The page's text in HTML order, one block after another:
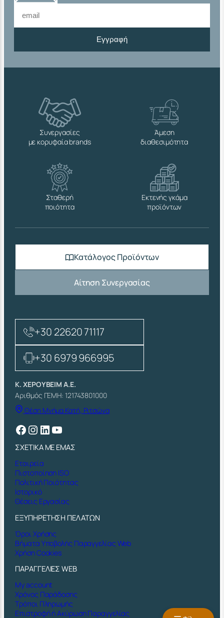
Εγγραφή
Συνεργασίες
με κορυφαία brands
Άμεση
διαθεσιμότητα
Σταθερή
ποιότητα
Εκτενής γκάμα
προϊόντων
Κατάλογος Προϊόντων
Αίτηση Συνεργασίας
+30 22620 71117
+30 6979 966995
Κ. ΧΕΡΟΥΒΕΙΜ Α.Ε.
Αριθμός ΓΕΜΗ: 121743801000
Θέση Μνήμα Κατή, Ριτσώνα
Facebook Instagram Linkedin YouTube
ΣΧΕΤΙΚΑ ΜΕ ΕΜΑΣ
Εταιρεία
Πιστοποίηση ISO
Πολιτική Ποιότητας
Ιστορικό
Θέσεις Εργασίας
ΕΞΥΠΗΡΕΤΗΣΗ ΠΕΛΑΤΩΝ
Όροι Χρήσης
Βήματα Υποβολής Παραγγελίας Web
Χρήση Cookies
ΠΑΡΑΓΓΕΛΙΕΣ WEB
My account
Χρόνος Παράδοσης
Τρόποι Πληρωμής
Επιστροφή ή Ακύρωση Παραγγελίας